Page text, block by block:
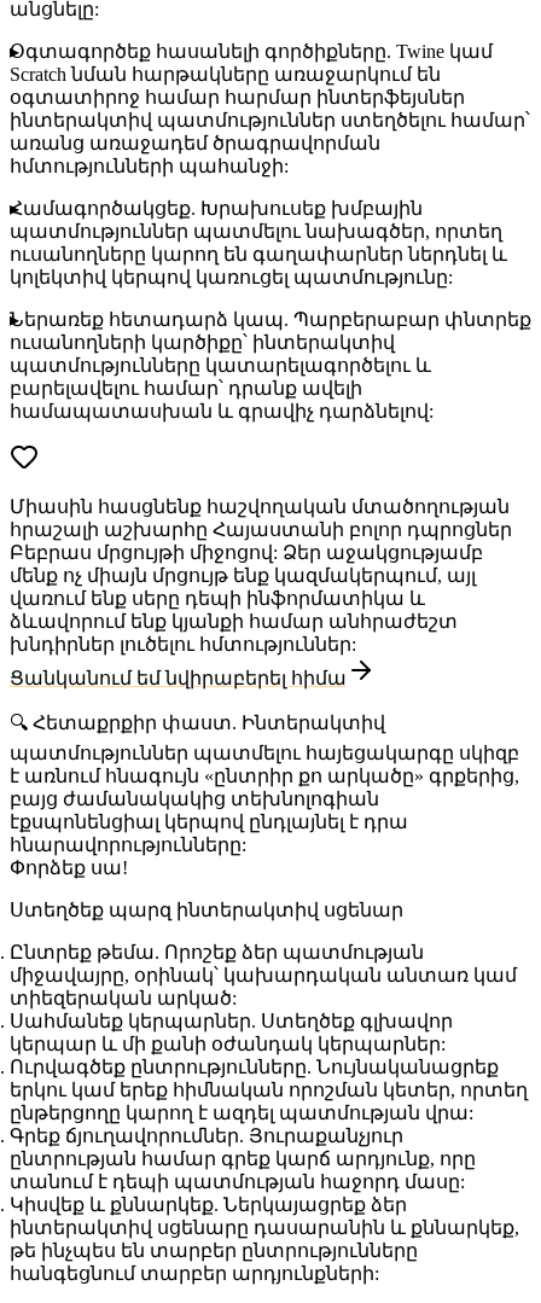
անցնելը:
Օգտագործեք հասանելի գործիքները. Twine կամ
Scratch նման հարթակները առաջարկում են
օգտատիրոջ համար հարմար ինտերֆեյսներ
ինտերակտիվ պատմություններ ստեղծելու համար՝
առանց առաջադեմ ծրագրավորման
հմտությունների պահանջի:
Համագործակցեք. Խրախուսեք խմբային
պատմություններ պատմելու նախագծեր, որտեղ
ուսանողները կարող են գաղափարներ ներդնել և
կոլեկտիվ կերպով կառուցել պատմությունը:
Ներառեք հետադարձ կապ. Պարբերաբար փնտրեք
ուսանողների կարծիքը՝ ինտերակտիվ
պատմությունները կատարելագործելու և
բարելավելու համար՝ դրանք ավելի
համապատասխան և գրավիչ դարձնելով:
Միասին հասցնենք հաշվողական մտածողության
հրաշալի աշխարհը Հայաստանի բոլոր դպրոցներ
Բեբրաս մրցույթի միջոցով: Ձեր աջակցությամբ
մենք ոչ միայն մրցույթ ենք կազմակերպում, այլ
վառում ենք սերը դեպի ինֆորմատիկա և
ձևավորում ենք կյանքի համար անհրաժեշտ
խնդիրներ լուծելու հմտություններ:
Ցանկանում եմ նվիրաբերել հիմա
🔍 Հետաքրքիր փաստ. Ինտերակտիվ
պատմություններ պատմելու հայեցակարգը սկիզբ
է առնում հնագույն «ընտրիր քո արկածը» գրքերից,
բայց ժամանակակից տեխնոլոգիան
էքսպոնենցիալ կերպով ընդլայնել է դրա
հնարավորությունները:
Փորձեք սա!
Ստեղծեք պարզ ինտերակտիվ սցենար
Ընտրեք թեմա. Որոշեք ձեր պատմության
միջավայրը, օրինակ՝ կախարդական անտառ կամ
տիեզերական արկած:
Սահմանեք կերպարներ. Ստեղծեք գլխավոր
կերպար և մի քանի օժանդակ կերպարներ:
Ուրվագծեք ընտրությունները. Նույնականացրեք
երկու կամ երեք հիմնական որոշման կետեր, որտեղ
ընթերցողը կարող է ազդել պատմության վրա:
Գրեք ճյուղավորումներ. Յուրաքանչյուր
ընտրության համար գրեք կարճ արդյունք, որը
տանում է դեպի պատմության հաջորդ մասը:
Կիսվեք և քննարկեք. Ներկայացրեք ձեր
ինտերակտիվ սցենարը դասարանին և քննարկեք,
թե ինչպես են տարբեր ընտրությունները
հանգեցնում տարբեր արդյունքների: